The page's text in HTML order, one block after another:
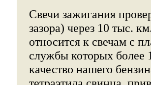
Свечи зажигания
зазора) через 10 тыс.
относится к свечам с
службы которых более
качество нашего